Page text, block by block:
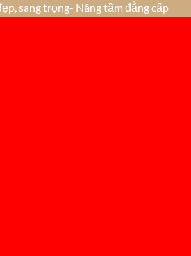
sang trọng- Nâng tầm đẳng cấp